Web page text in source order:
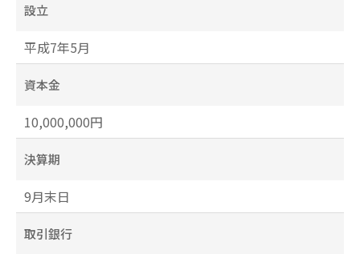
設立
平成7年5月
資本金
10,000,000円
決算期
9月末日
取引銀行